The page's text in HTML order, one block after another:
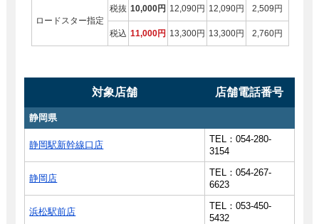
ロードスター指定
税抜 10,000円 12,090円 12,090円 2,509円
税込 11,000円 13,300円 13,300円 2,760円
対象店舗 店舗電話番号
静岡県
静岡駅新幹線口店
TEL：054-280-
3154
静岡店
TEL：054-267-
6623
浜松駅前店
TEL：053-450-
5432